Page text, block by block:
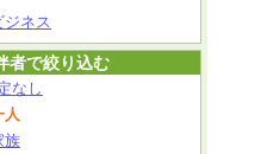
ジネス
者で絞り込む
なし
人
族